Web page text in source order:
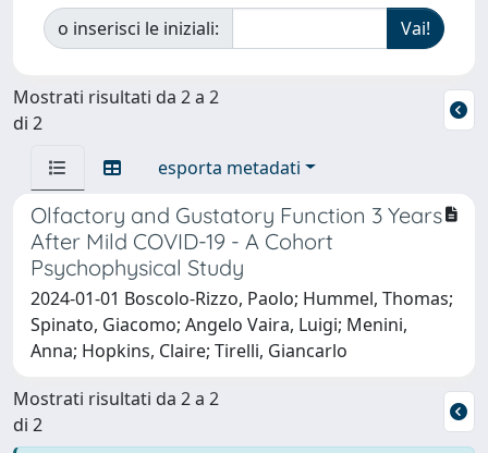
o inserisci le iniziali:
Mostrati risultati da 2 a 2
di 2
esporta metadati
Olfactory and Gustatory Function 3 Years
After Mild COVID-19 - A Cohort
Psychophysical Study
2024-01-01 Boscolo-Rizzo, Paolo; Hummel, Thomas;
Spinato, Giacomo; Angelo Vaira, Luigi; Menini,
Anna; Hopkins, Claire; Tirelli, Giancarlo
Mostrati risultati da 2 a 2
di 2